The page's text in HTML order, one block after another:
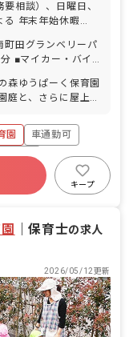
相談）、日曜日、
る 年末年始休暇
せており、お休み
由に取れることで職
も当法人の特徴の1
町田グランベリーパ
イ
って支給 ※周辺には
やスーパー、映画館
庭と、さらに屋上園
がいっぱいです。
リーパーク駅のす
で、さらに鶴間公園
あり、遊ぶ場にも困
園バスがあり、バス
す。乳児保育室は床
用できる保育園と
園
車通勤可
生充実
近5分以内
キープ
｜保育士の求人
2026/05/12更新